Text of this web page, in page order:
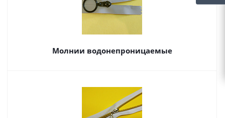
Молнии водонепроницаемые